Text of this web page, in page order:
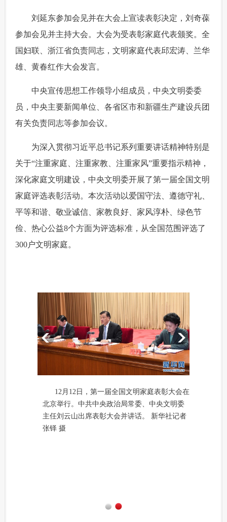
刘延东参加会见并在大会上宣读表彰决定，刘奇葆
参加会见并主持大会。大会为受表彰家庭代表颁奖。全
国妇联、浙江省负责同志，文明家庭代表邱宏涛、兰华
雄、黄春红作大会发言。
中央宣传思想工作领导小组成员，中央文明委委
员，中央主要新闻单位、各省区市和新疆生产建设兵团
有关负责同志等参加会议。
为深入贯彻习近平总书记系列重要讲话精神特别是
关于“注重家庭、注重家教、注重家风”重要指示精神，
深化家庭文明建设，中央文明委开展了第一届全国文明
家庭评选表彰活动。本次活动以爱国守法、遵德守礼、
平等和谐、敬业诚信、家教良好、家风淳朴、绿色节
俭、热心公益8个方面为评选标准，从全国范围评选了
300户文明家庭。
12月12日，第一届全国文明家庭表彰大会在
北京举行。中共中央政治局常委、中央文明委
主任刘云山出席表彰大会并讲话。 新华社记者
张铎 摄